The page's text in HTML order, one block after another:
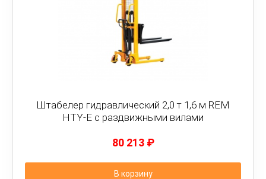
Штабелер гидравлический 2,0 т 1,6 м REM
HTY-E с раздвижными вилами
80 213 ₽
В корзину